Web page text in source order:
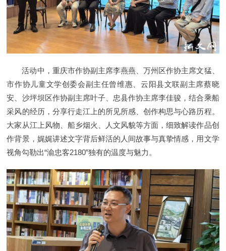
活动中，重庆市作协副主席李燕燕、万州区作协主席文猛、
市作协儿童文学创委会副主任曾维惠、云阳县文联副主席蔡晓
安、沙坪坝区作协副主席叶子、忠县作协主席李佳骏，结合乘船
采风的经历，分享行走江上的所见所感、创作构思与心路历程。
大家从江上风物、船乡烟火、人文风貌等方面，细致解读作品创
作背景，娓娓讲述文字背后鲜活的人间故事与真挚情感，用文学
视角勾勒出“渝忠客2180”独有的温度与魅力。